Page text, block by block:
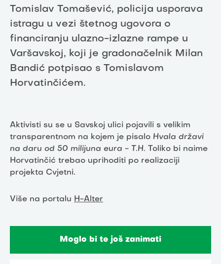
Tomislav Tomašević, policija usporava
istragu u vezi štetnog ugovora o
financiranju ulazno-izlazne rampe u
Varšavskoj, koji je gradonačelnik Milan
Bandić potpisao s Tomislavom
Horvatinčićem.
Aktivisti su se u Savskoj ulici pojavili s velikim
transparentnom na kojem je pisalo Hvala državi
na daru od 50 milijuna eura - T.H. Toliko bi naime
Horvatinčić trebao uprihoditi po realizaciji
projekta Cvjetni.
Više na portalu H-Alter
Moglo bi te još zanimati